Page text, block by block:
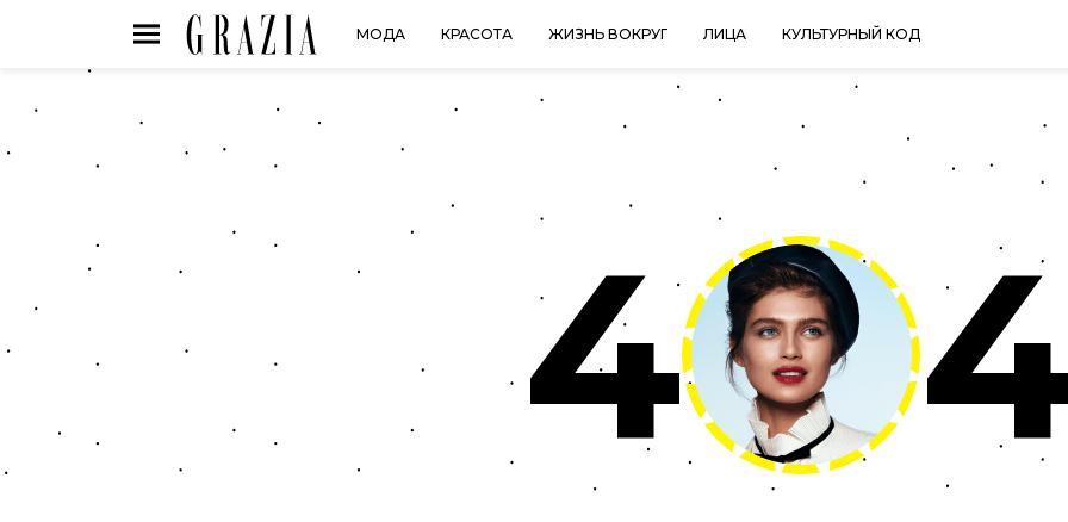
МОДА КРАСОТА ЖИЗНЬ ВОКРУГ ЛИЦА КУЛЬТУРНЫЙ КОД
4